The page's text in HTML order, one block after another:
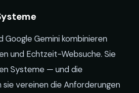
Google Gemini kombinieren
und Echtzeit-Websuche. Sie
Systeme — und die
vereinen die Anforderungen